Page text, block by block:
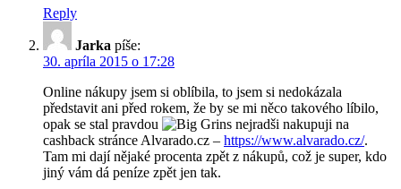
Reply
Jarka píše:
30. apríla 2015 o 17:28
Online nákupy jsem si oblíbila, to jsem si nedokázala
představit ani před rokem, že by se mi něco takového líbilo,
opak se stal pravdou
nejradši nakupuji na
cashback stránce Alvarado.cz – https://www.alvarado.cz/.
Tam mi dají nějaké procenta zpět z nákupů, což je super, kdo
jiný vám dá peníze zpět jen tak.